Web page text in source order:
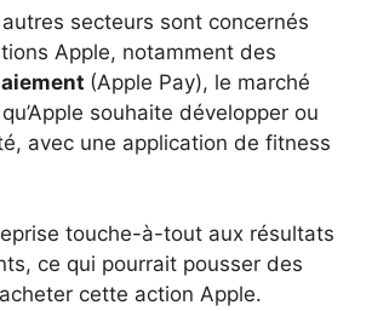
secteurs sont concernés
Apple, notamment des
(Apple Pay), le marché
souhaite développer ou
avec une application de fitness
touche-à-tout aux résultats
ce qui pourrait pousser des
cette action Apple.